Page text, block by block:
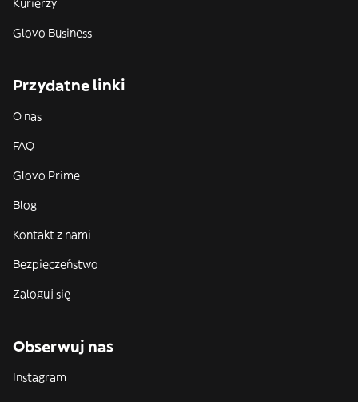
Kurierzy
Glovo Business
Przydatne linki
O nas
FAQ
Glovo Prime
Blog
Kontakt z nami
Bezpieczeństwo
Zaloguj się
Obserwuj nas
Instagram